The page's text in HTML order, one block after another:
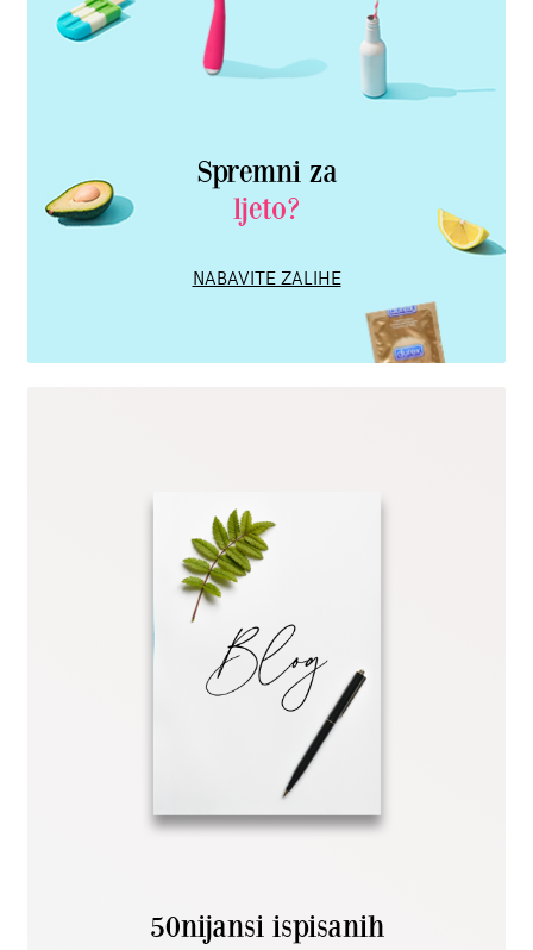
Spremni za
ljeto?
NABAVITE ZALIHE
50nijansi ispisanih